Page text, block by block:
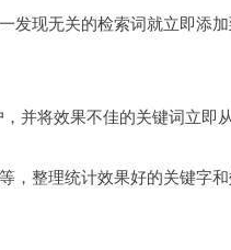
发现无关的检索词就立即添
并将效果不佳的关键词立即
，整理统计效果好的关键字